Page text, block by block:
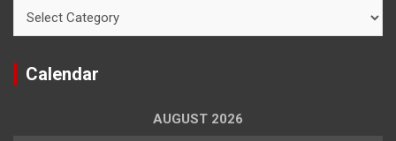
Calendar
AUGUST 2026